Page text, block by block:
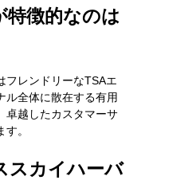
特徴的なのは
フレンドリーなTSAエ
ル全体に散在する有用
卓越したカスタマーサ
。
スカイハーバ